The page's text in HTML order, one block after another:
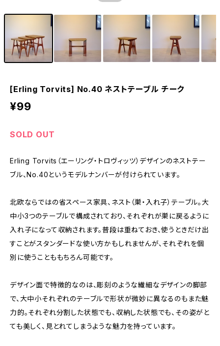
[Erling Torvits] No.40 ネストテーブル チーク
¥99
SOLD OUT
Erling Torvits（エーリング・トロヴィッツ）デザインのネストテー
ブル、No.40というモデルナンバーが付けられています。
北欧ならではの省スペース家具、ネスト（巣・入れ子）テーブル。大
中小3つのテーブルで構成されており、それぞれが巣に戻るように
入れ子になって収納されます。普段は重ねておき、使うときだけ出
すことがスタンダードな使い方かもしれませんが、それぞれを個
別に使うことももちろん可能です。
デザイン面で特徴的なのは、彫刻のような繊細なデザインの脚部
で、大中小それぞれのテーブルで形状が微妙に異なるのもまた魅
力的。それぞれ分割した状態でも、収納した状態でも、その姿がと
ても美しく、見とれてしまうような魅力を持っています。